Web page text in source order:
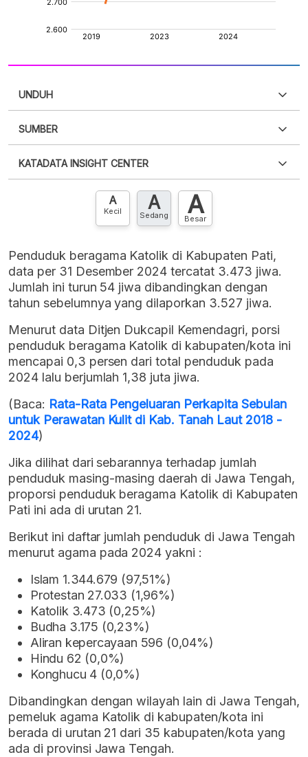
UNDUH
XLS
SUMBER
punya akun?Silakan Daftar sekarang
KATADATA INSIGHT CENTER
Hubungi sekarang »
A
Kecil A
Sedang A
Besar
Penduduk beragama Katolik di Kabupaten Pati,
data per 31 Desember 2024 tercatat 3.473 jiwa.
Jumlah ini turun 54 jiwa dibandingkan dengan
tahun sebelumnya yang dilaporkan 3.527 jiwa.
Menurut data Ditjen Dukcapil Kemendagri, porsi
penduduk beragama Katolik di kabupaten/kota ini
mencapai 0,3 persen dari total penduduk pada
2024 lalu berjumlah 1,38 juta jiwa.
(Baca: Rata-Rata Pengeluaran Perkapita Sebulan
untuk Perawatan Kulit di Kab. Tanah Laut 2018 -
2024)
Jika dilihat dari sebarannya terhadap jumlah
penduduk masing-masing daerah di Jawa Tengah,
proporsi penduduk beragama Katolik di Kabupaten
Pati ini ada di urutan 21.
Berikut ini daftar jumlah penduduk di Jawa Tengah
menurut agama pada 2024 yakni :
Islam 1.344.679 (97,51%)
Protestan 27.033 (1,96%)
Katolik 3.473 (0,25%)
Budha 3.175 (0,23%)
Aliran kepercayaan 596 (0,04%)
Hindu 62 (0,0%)
Konghucu 4 (0,0%)
Dibandingkan dengan wilayah lain di Jawa Tengah,
pemeluk agama Katolik di kabupaten/kota ini
berada di urutan 21 dari 35 kabupaten/kota yang
ada di provinsi Jawa Tengah.